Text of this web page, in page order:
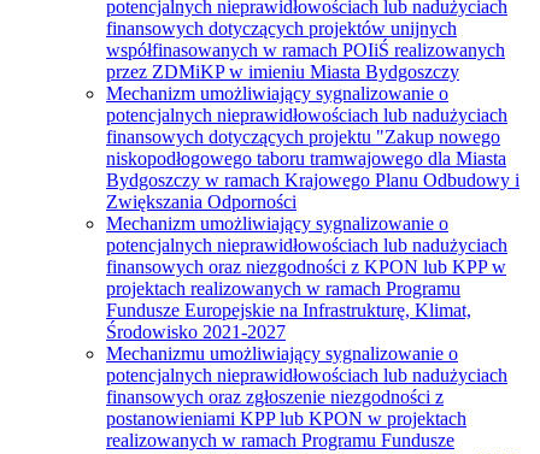
potencjalnych nieprawidłowościach lub nadużyciach
finansowych dotyczących projektów unijnych
współfinasowanych w ramach POIiŚ realizowanych
przez ZDMiKP w imieniu Miasta Bydgoszczy
Mechanizm umożliwiający sygnalizowanie o
potencjalnych nieprawidłowościach lub nadużyciach
finansowych dotyczących projektu "Zakup nowego
niskopodłogowego taboru tramwajowego dla Miasta
Bydgoszczy w ramach Krajowego Planu Odbudowy i
Zwiększania Odporności
Mechanizm umożliwiający sygnalizowanie o
potencjalnych nieprawidłowościach lub nadużyciach
finansowych oraz niezgodności z KPON lub KPP w
projektach realizowanych w ramach Programu
Fundusze Europejskie na Infrastrukturę, Klimat,
Środowisko 2021-2027
Mechanizmu umożliwiający sygnalizowanie o
potencjalnych nieprawidłowościach lub nadużyciach
finansowych oraz zgłoszenie niezgodności z
postanowieniami KPP lub KPON w projektach
realizowanych w ramach Programu Fundusze